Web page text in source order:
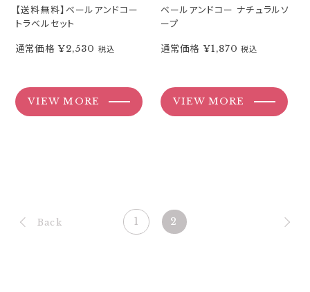
【送料無料】ベールアンドコー
トラベルセット
通常価格 ¥2,530 税込
VIEW MORE
ベールアンドコー ナチュラルソ
ープ
通常価格 ¥1,870 税込
VIEW MORE
Back 1 2